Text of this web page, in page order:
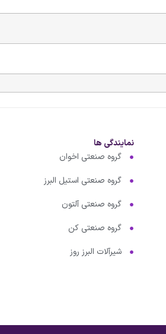
نمایندگی ها
گروه صنعتی اخوان
گروه صنعتی استیل البرز
گروه صنعتی آلتون
گروه صنعتی کن
شیرآلات البرز روز